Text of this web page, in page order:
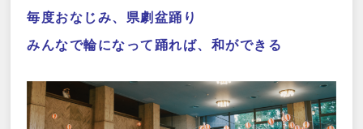
毎度おなじみ、県劇盆踊り
みんなで輪になって踊れば、和ができる